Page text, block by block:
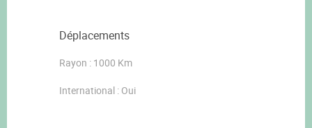
Déplacements
Rayon : 1000 Km
International : Oui